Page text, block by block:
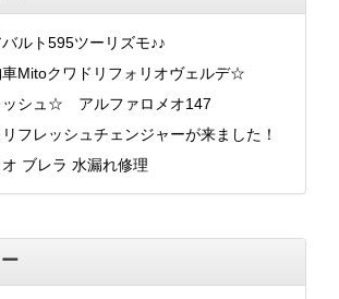
ルト595ツーリズモ♪♪
車Mitoクワドリフォリオヴェルデ☆
ッシュ☆ アルファロメオ147
フレッシュチェンジャーが来ました！
ブレラ 水漏れ修理